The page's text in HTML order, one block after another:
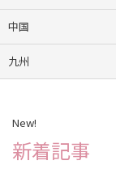
高崎
柏
赤羽
水戸
岐阜
浜松
名古屋
三宮
梅田
大阪
京都
中国
松山
広島
九州
長崎
福岡
New!
新着記事